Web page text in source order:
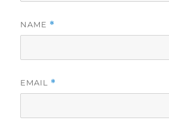
NAME *
EMAIL *